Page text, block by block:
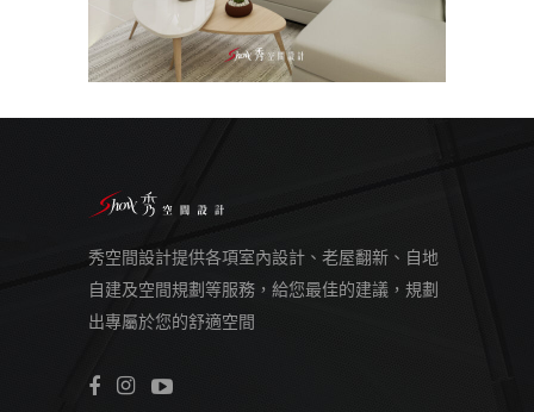
秀空間設計提供各項室內設計、老屋翻新、自地
自建及空間規劃等服務，給您最佳的建議，規劃
出專屬於您的舒適空間